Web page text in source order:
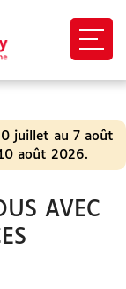
juillet au 7 août
août 2026.
AVEC